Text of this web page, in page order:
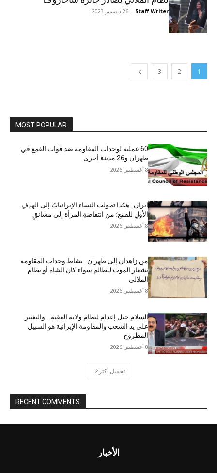
Staff Writer
- 26 ديسمبر 2023
1
2
3
MOST POPULAR
60 عملية لوحدات المقاومة ضد قوات القمع في
طهران و26 مدينة أخرى
8 أغسطس 2026
ایران…هکذا تحولت النساء الإيرانياتُ إلى الهدفِ
الأولِ للقمع؛ من انتفاضةِ المرأة إلى مشانقِ
8 أغسطس 2026
من زاهدان إلى طهران.. نشاط وحدات المقاومة
بشعار الموت للظالم سواء كان الشاه أو نظام
الملالي
8 أغسطس 2026
السلام حبل إعدام لنظام ولاية الفقيه… والتغيير
على يد الشعب والمقاومة الإيرانية هو السبيل
المطروح
8 أغسطس 2026
تحميل أكثر
RECENT COMMENTS
الأخبار